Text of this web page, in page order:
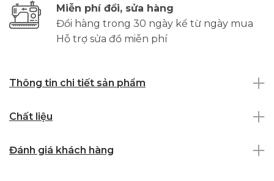
Miễn phí đổi, sửa hàng
Đổi hàng trong 30 ngày kể từ ngày mua
Hỗ trợ sửa đồ miễn phí
Thông tin chi tiết sản phẩm
Chất liệu
Đánh giá khách hàng